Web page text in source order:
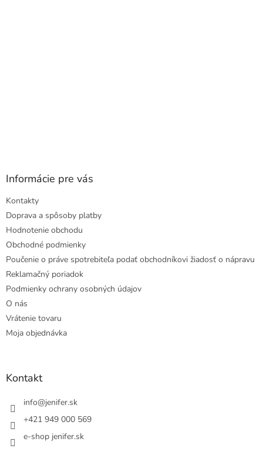
Informácie pre vás
Kontakty
Doprava a spôsoby platby
Hodnotenie obchodu
Obchodné podmienky
Poučenie o práve spotrebiteľa podať obchodníkovi žiadosť o nápravu
Reklamačný poriadok
Podmienky ochrany osobných údajov
O nás
Vrátenie tovaru
Moja objednávka
Kontakt
info@jenifer.sk
+421 949 000 569
e-shop jenifer.sk